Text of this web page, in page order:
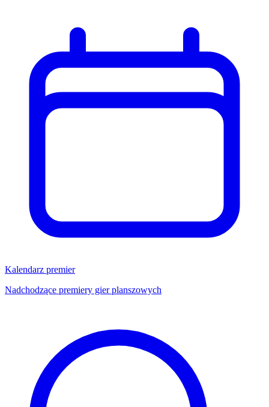
Kalendarz premier
Nadchodzące premiery gier planszowych